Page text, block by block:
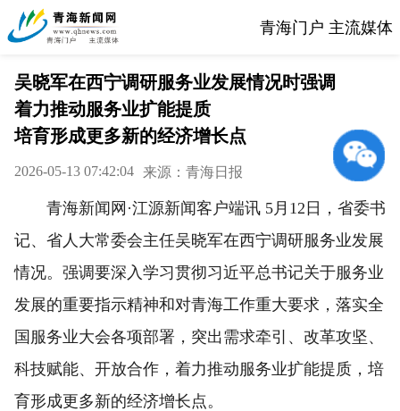
青海门户 主流媒体
吴晓军在西宁调研服务业发展情况时强调
着力推动服务业扩能提质
培育形成更多新的经济增长点
2026-05-13 07:42:04 来源：青海日报
青海新闻网·江源新闻客户端讯 5月12日，省委书
记、省人大常委会主任吴晓军在西宁调研服务业发展
情况。强调要深入学习贯彻习近平总书记关于服务业
发展的重要指示精神和对青海工作重大要求，落实全
国服务业大会各项部署，突出需求牵引、改革攻坚、
科技赋能、开放合作，着力推动服务业扩能提质，培
育形成更多新的经济增长点。